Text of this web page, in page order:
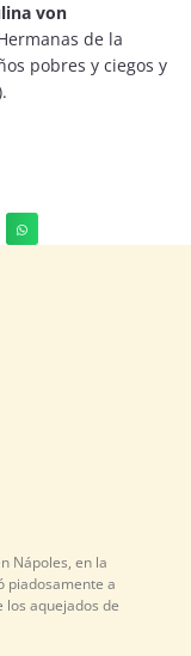
von
de la
pobres y ciegos y
Nápoles, en la
piadosamente a
aquejados de